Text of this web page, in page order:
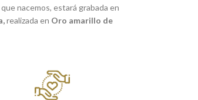
nacemos, estará grabada en
,realizada en Oro amarillo de
Melilla, o comprarla online y te